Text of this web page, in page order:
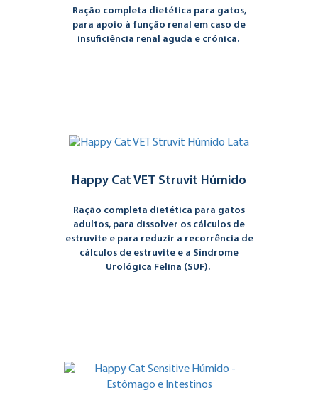
Ração completa dietética para gatos,
para apoio à função renal em caso de
insuficiência renal aguda e crónica.
Happy Cat VET Struvit Húmido
Ração completa dietética para gatos
adultos, para dissolver os cálculos de
estruvite e para reduzir a recorrência de
cálculos de estruvite e a Síndrome
Urológica Felina (SUF).